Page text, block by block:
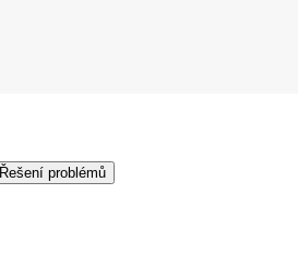
Řešení problémů